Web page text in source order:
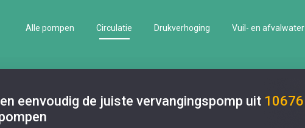
Alle pompen Circulatie Drukverhoging Vuil- en afvalwater
eenvoudig de juiste vervangingspomp uit 10676